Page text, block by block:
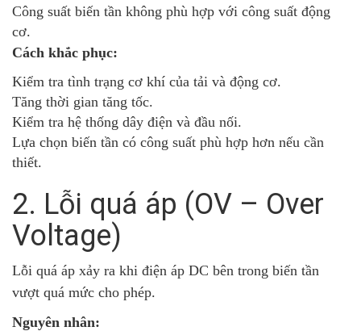
Công suất biến tần không phù hợp với công suất động
cơ.
Cách khắc phục:
Kiểm tra tình trạng cơ khí của tải và động cơ.
Tăng thời gian tăng tốc.
Kiểm tra hệ thống dây điện và đầu nối.
Lựa chọn biến tần có công suất phù hợp hơn nếu cần
thiết.
2. Lỗi quá áp (OV – Over
Voltage)
Lỗi quá áp xảy ra khi điện áp DC bên trong biến tần
vượt quá mức cho phép.
Nguyên nhân: